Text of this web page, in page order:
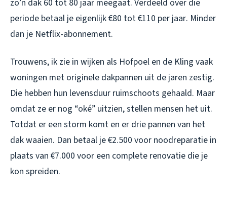
zo’n dak 60 tot 80 jaar meegaat. Verdeeld over die
periode betaal je eigenlijk €80 tot €110 per jaar. Minder
dan je Netflix-abonnement.
Trouwens, ik zie in wijken als Hofpoel en de Kling vaak
woningen met originele dakpannen uit de jaren zestig.
Die hebben hun levensduur ruimschoots gehaald. Maar
omdat ze er nog “oké” uitzien, stellen mensen het uit.
Totdat er een storm komt en er drie pannen van het
dak waaien. Dan betaal je €2.500 voor noodreparatie in
plaats van €7.000 voor een complete renovatie die je
kon spreiden.